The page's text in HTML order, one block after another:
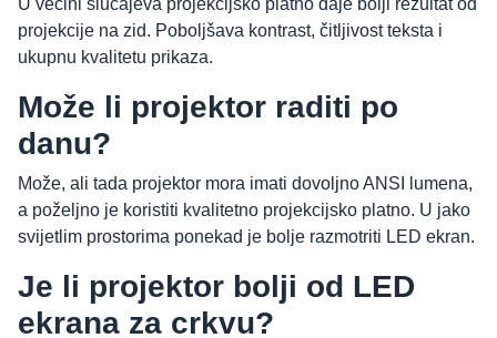
projekcije na zid. Poboljšava kontrast, čitljivost teksta i
ukupnu kvalitetu prikaza.
Može li projektor raditi po
danu?
Može, ali tada projektor mora imati dovoljno ANSI lumena,
a poželjno je koristiti kvalitetno projekcijsko platno. U jako
svijetlim prostorima ponekad je bolje razmotriti LED ekran.
Je li projektor bolji od LED
ekrana za crkvu?